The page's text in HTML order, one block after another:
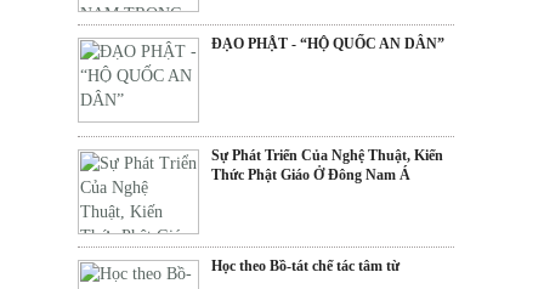
ĐẠO PHẬT - “HỘ QUỐC AN DÂN”
Sự Phát Triển Của Nghệ Thuật, Kiến
Thức Phật Giáo Ở Đông Nam Á
Học theo Bồ-tát chế tác tâm từ